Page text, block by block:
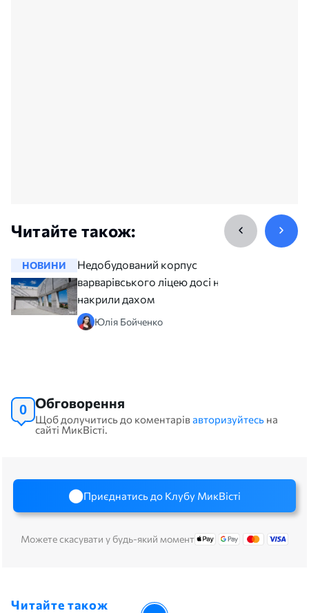
Читайте також:
НОВИНИ
Недобудований корпус
варварівського ліцею досі не
накрили дахом
Юлія Бойченко
0 Обговорення
Щоб долучитись до коментарівавторизуйтесь на
сайті МикВісті.
Приєднатись до Клубу МикВісті
Можете скасувати у будь-який момент
Читайте також